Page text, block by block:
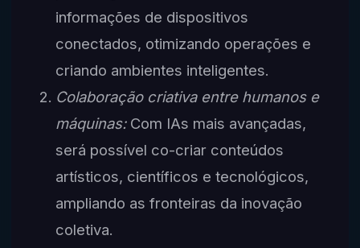
informações de dispositivos
conectados, otimizando operações e
criando ambientes inteligentes.
Colaboração criativa entre humanos e
máquinas:Com IAs mais avançadas,
será possível co-criar conteúdos
artísticos, científicos e tecnológicos,
ampliando as fronteiras da inovação
coletiva.